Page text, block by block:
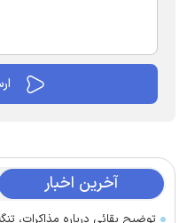
آخرین اخبار
توضیح بقائی درباره مذاکرات،